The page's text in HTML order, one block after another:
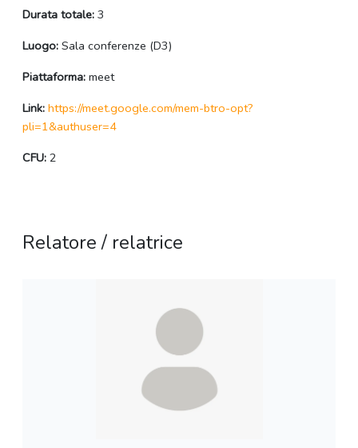
Durata totale: 3
Luogo: Sala conferenze (D3)
Piattaforma: meet
Link: https://meet.google.com/mem-btro-opt?
pli=1&authuser=4
CFU: 2
Relatore / relatrice